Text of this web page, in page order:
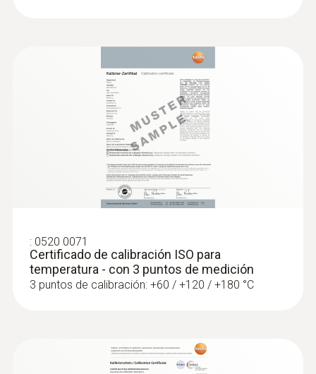
0602 0493
Sonda de temperatura especialmente
Sonda de temperatura termopar tipo K con
punta de medición flexible, tiempo de
respuesta breve y cable de 2 metros
: 0520 0071
Certificado de calibración ISO para
temperatura - con 3 puntos de medición
3 puntos de calibración: +60 / +120 / +180 °C